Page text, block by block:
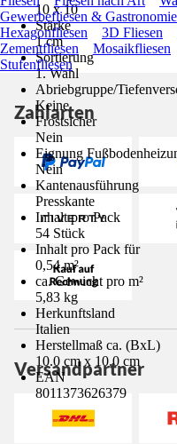
10 x 10
Stärke
1 cm
Sortierung
1. Wahl
Abriebgruppe/
Keine
Frostsicher
Nein
Eignung
Nein
Kantenausführung
Presskante
Inhalt pro Pack
54 Stück
Inhalt pro Pack für
0,54 m²
ca. Gewicht pro m²
5,83 kg
Herkunftsland
Italien
Herstellmaß ca. (BxL)
10.0 cm x 10.0 cm
EAN
8011373626379
Gewerbefliesen &
Hexagonfliesen
3D Fliesen
Zementfliesen
Mosaikfliesen
Stufenfliesen
Zahlarten
Versandpartner